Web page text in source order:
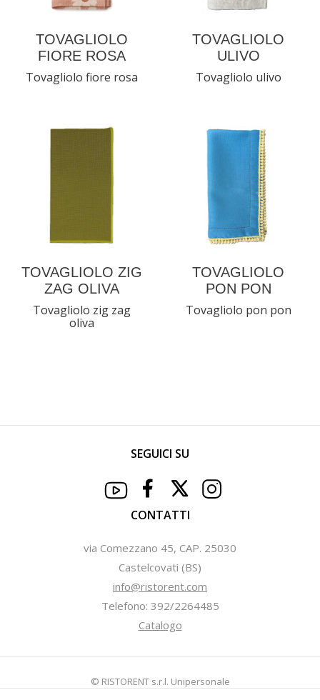
TOVAGLIOLO
FIORE ROSA
Tovagliolo fiore rosa
TOVAGLIOLO
ULIVO
Tovagliolo ulivo
TOVAGLIOLO ZIG
ZAG OLIVA
Tovagliolo zig zag
oliva
TOVAGLIOLO
PON PON
Tovagliolo pon pon
SEGUICI SU
CONTATTI
via Comezzano 45, CAP. 25030
Castelcovati (BS)
info@ristorent.com
Telefono: 392/2264485
Catalogo
© RISTORENT s.r.l. Unipersonale